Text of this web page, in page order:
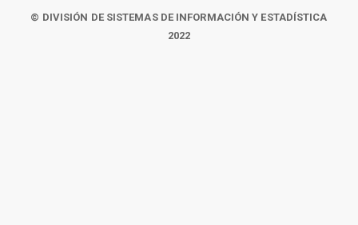
© DIVISIÓN DE SISTEMAS DE INFORMACIÓN Y ESTADÍSTICA
2022